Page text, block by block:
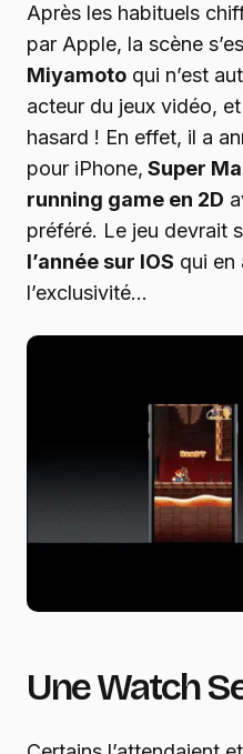
Après les habituels
par Apple, la scène
Miyamoto qui n’est
acteur du jeux vidéo,
hasard ! En effet, il a
pour iPhone, Super
running game en 2D
préféré. Le jeu devrait
l’année sur IOS qui en
l’exclusivité…
Une Watch